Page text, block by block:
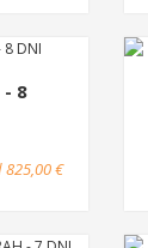
- 8
825,00 €